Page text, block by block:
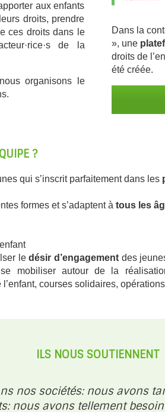
aux enfants
droits, prendre
ces droits dans le
de la
organisons le
Dans la
», une
droits de
été créée.
?
qui s’inscrit parfaitement dans les
formes et s’adaptent à tous les
ledésir d’engagementdes
mobiliser autour de la
courses solidaires,
ILS NOUS SOUTIENNENT
nos sociétés: nous avons
nous avons tellement